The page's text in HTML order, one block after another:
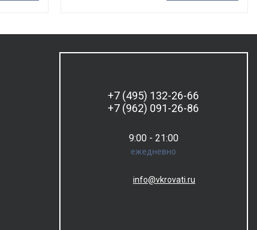
+7 (495) 132-26-66
+7 (962) 091-26-86
9:00 - 21:00
ежедневно
info@vkrovati.ru